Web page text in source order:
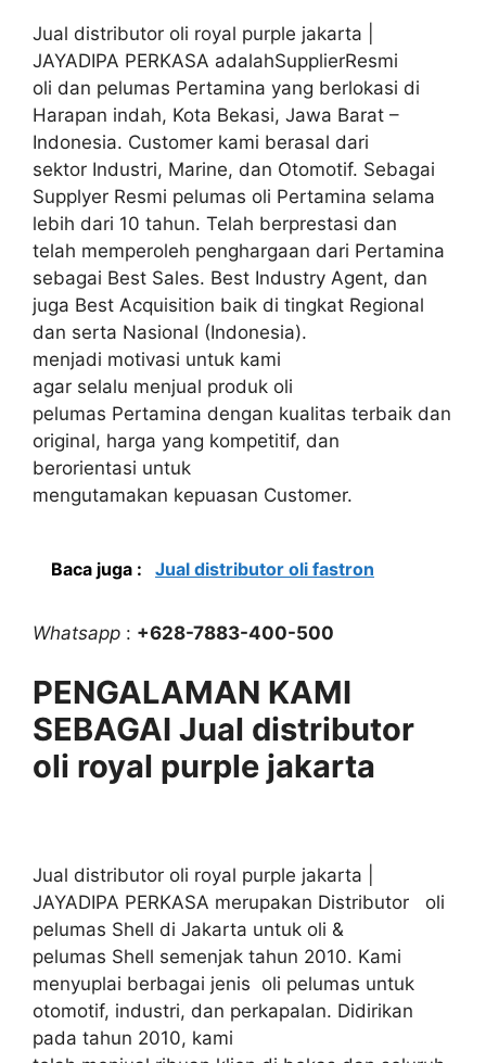
Jual distributor oli royal purple jakarta |
JAYADIPA PERKASA adalahSupplierResmi
oli dan pelumas Pertamina yang berlokasi di
Harapan indah, Kota Bekasi, Jawa Barat –
Indonesia. Customer kami berasal dari
sektor Industri, Marine, dan Otomotif. Sebagai
Supplyer Resmi pelumas oli Pertamina selama
lebih dari 10 tahun. Telah berprestasi dan
telah memperoleh penghargaan dari Pertamina
sebagai Best Sales. Best Industry Agent, dan
juga Best Acquisition baik di tingkat Regional
dan serta Nasional (Indonesia).
menjadi motivasi untuk kami
agar selalu menjual produk oli
pelumas Pertamina dengan kualitas terbaik dan
original, harga yang kompetitif, dan
berorientasi untuk
mengutamakan kepuasan Customer.
Baca juga : Jual distributor oli fastron
Whatsapp : +628-7883-400-500
PENGALAMAN KAMI
SEBAGAI Jual distributor
oli royal purple jakarta
Jual distributor oli royal purple jakarta |
JAYADIPA PERKASA merupakan Distributor oli
pelumas Shell di Jakarta untuk oli &
pelumas Shell semenjak tahun 2010. Kami
menyuplai berbagai jenis oli pelumas untuk
otomotif, industri, dan perkapalan. Didirikan
pada tahun 2010, kami